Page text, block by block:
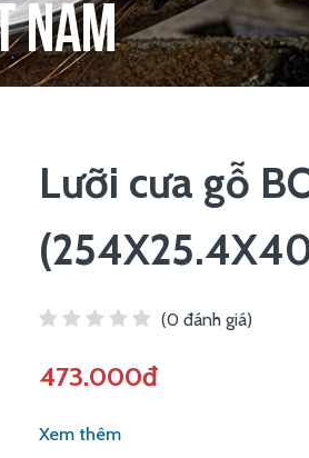
Nam
Lưỡi cưa gỗ
(0 đánh giá)
473.000đ
Xem thêm